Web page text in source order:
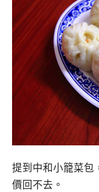
提到中和小籠菜包
價回不去。